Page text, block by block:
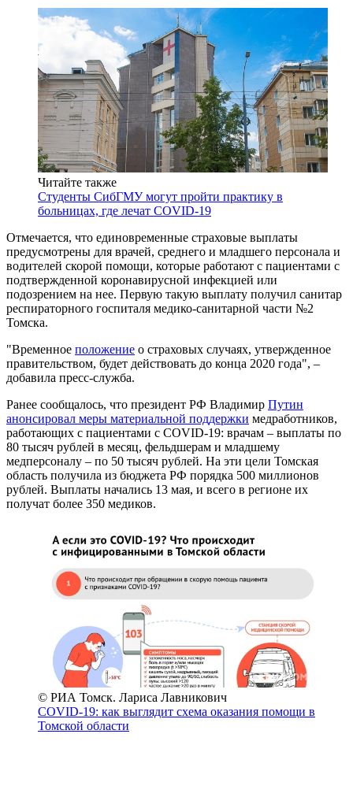
Читайте также
Студенты СибГМУ могут пройти практику в
больницах, где лечат COVID-19
Отмечается, что единовременные страховые выплаты
предусмотрены для врачей, среднего и младшего персонала и
водителей скорой помощи, которые работают с пациентами с
подтвержденной коронавирусной инфекцией или
подозрением на нее. Первую такую выплату получил санитар
респираторного госпиталя медико-санитарной части №2
Томска.
"Временное положение о страховых случаях, утвержденное
правительством, будет действовать до конца 2020 года", –
добавила пресс-служба.
Ранее сообщалось, что президент РФ Владимир Путин
анонсировал меры материальной поддержки медработников,
работающих с пациентами с COVID-19: врачам – выплаты по
80 тысяч рублей в месяц, фельдшерам и младшему
медперсоналу – по 50 тысяч рублей. На эти цели Томская
область получила из бюджета РФ порядка 500 миллионов
рублей. Выплаты начались 13 мая, и всего в регионе их
получат более 350 медиков.
© РИА Томск. Лариса Лавникович
COVID-19: как выглядит схема оказания помощи в
Томской области